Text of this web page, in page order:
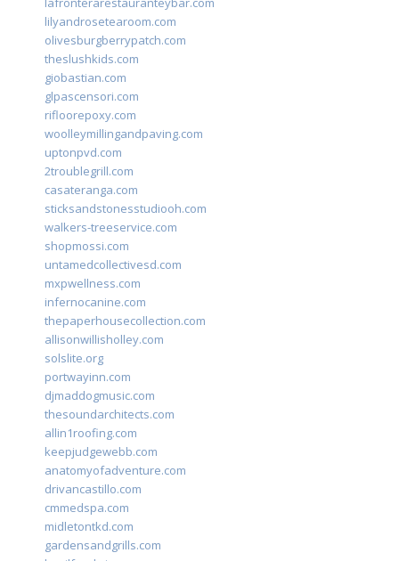
lilyandrosetearoom.com
olivesburgberrypatch.com
theslushkids.com
giobastian.com
glpascensori.com
rifloorepoxy.com
woolleymillingandpaving.com
uptonpvd.com
2troublegrill.com
casateranga.com
sticksandstonesstudiooh.com
walkers-treeservice.com
shopmossi.com
untamedcollectivesd.com
mxpwellness.com
infernocanine.com
thepaperhousecollection.com
allisonwillisholley.com
solslite.org
portwayinn.com
djmaddogmusic.com
thesoundarchitects.com
allin1roofing.com
keepjudgewebb.com
anatomyofadventure.com
drivancastillo.com
cmmedspa.com
midletontkd.com
gardensandgrills.com